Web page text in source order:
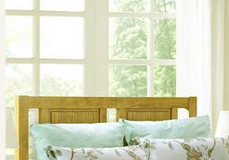
КОЛЛЕКЦИИ
Мако-сатин класса Люкс
Мако-сатин однотонный
Сатин
Тенсел
РАЗМЕРЫ